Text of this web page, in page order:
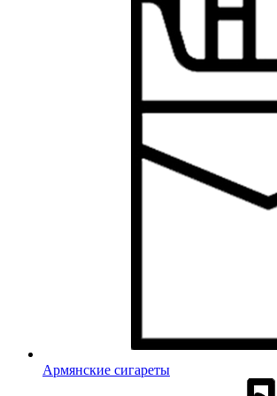
Армянские сигареты